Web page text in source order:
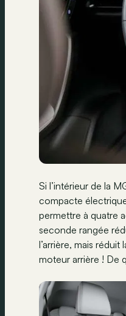
Si l’intérieur de la
compacte
permettre à quatre
seconde rangée
l’arrière, mais
moteur arrière ! De